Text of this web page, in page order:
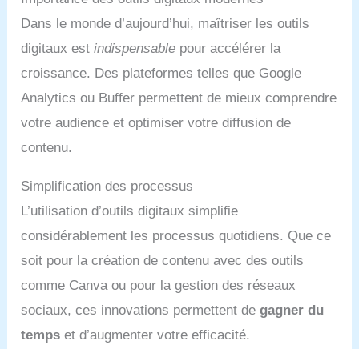
Dans le monde d’aujourd’hui, maîtriser les outils
digitaux estindispensable pour accélérer la
croissance. Des plateformes telles que Google
Analytics ou Buffer permettent de mieux comprendre
votre audience et optimiser votre diffusion de
contenu.
Simplification des processus
L’utilisation d’outils digitaux simplifie
considérablement les processus quotidiens. Que ce
soit pour la création de contenu avec des outils
comme Canva ou pour la gestion des réseaux
sociaux, ces innovations permettent degagner du
temps et d’augmenter votre efficacité.